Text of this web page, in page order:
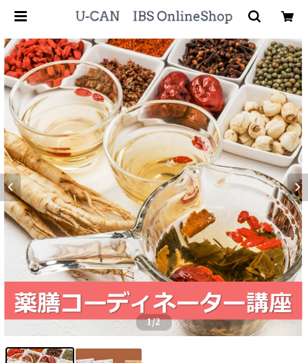
1/2